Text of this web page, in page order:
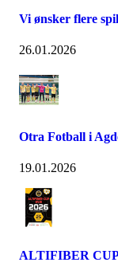
Vi ønsker flere
26.01.2026
Otra Fotball i
19.01.2026
ALTIFIBER